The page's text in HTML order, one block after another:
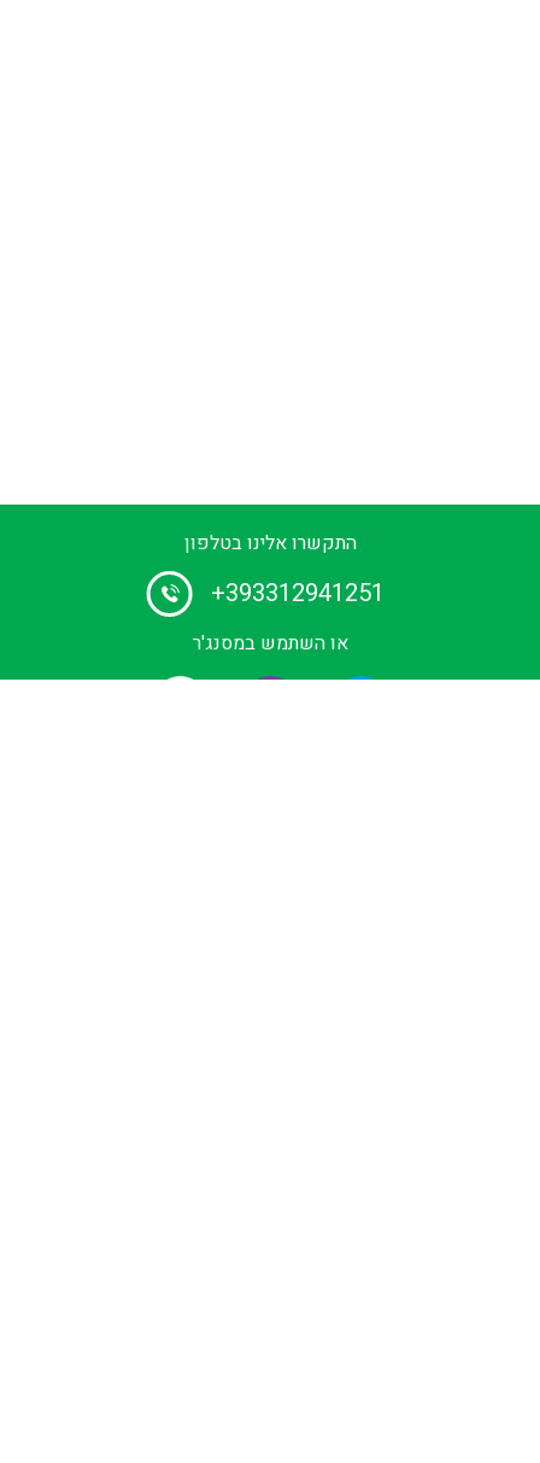
התקשרו אלינו בטלפון
+393312941251
או השתמש במסנג'ר